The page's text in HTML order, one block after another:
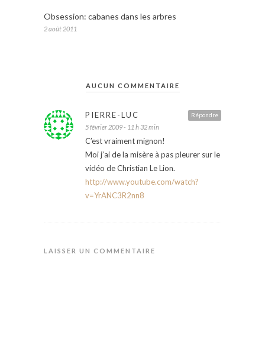
Obsession: cabanes dans les arbres
2 août 2011
AUCUN COMMENTAIRE
Répondre
PIERRE-LUC
5 février 2009 - 11 h 32 min
C’est vraiment mignon!
Moi j’ai de la misère à pas pleurer sur le
vidéo de Christian Le Lion.
http://www.youtube.com/watch?
v=YrANC3R2nn8
LAISSER UN COMMENTAIRE